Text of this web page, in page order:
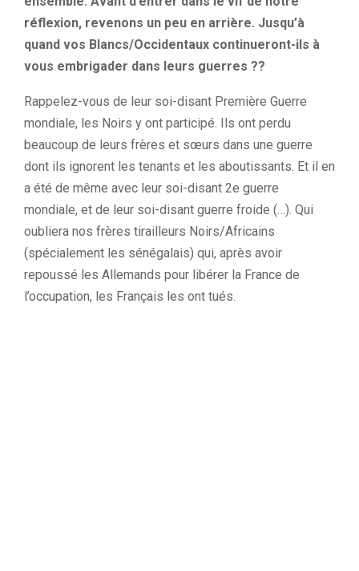
réflexion, revenons un peu en arrière. Jusqu’à
quand vos Blancs/Occidentaux continueront-ils à
vous embrigader dans leurs guerres ??
Rappelez-vous de leur soi-disant Première Guerre
mondiale, les Noirs y ont participé. Ils ont perdu
beaucoup de leurs frères et sœurs dans une guerre
dont ils ignorent les tenants et les aboutissants. Et il en
a été de même avec leur soi-disant 2e guerre
mondiale, et de leur soi-disant guerre froide (…). Qui
oubliera nos frères tirailleurs Noirs/Africains
(spécialement les sénégalais) qui, après avoir
repoussé les Allemands pour libérer la France de
l’occupation, les Français les ont tués.